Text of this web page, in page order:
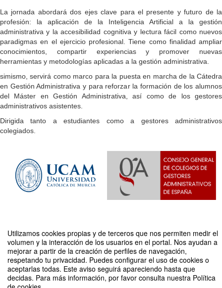
Utilizamos cookies propias y de terceros que nos permiten medir el
volumen y la interacción de los usuarios en el portal. Nos ayudan a
mejorar a partir de la creación de perfiles de navegación,
respetando tu privacidad. Puedes configurar el uso de cookies o
aceptarlas todas. Este aviso seguirá apareciendo hasta que
decidas. Para más información, por favor consulta nuestra Política
La jornada abordará dos ejes clave para el presente y futuro de la
profesión: la aplicación de la Inteligencia Artificial a la gestión
administrativa y la accesibilidad cognitiva y lectura fácil como nuevos
paradigmas en el ejercicio profesional. Tiene como finalidad ampliar
conocimientos, compartir experiencias y promover nuevas
herramientas y metodologías aplicadas a la gestión administrativa.
simismo, servirá como marco para la puesta en marcha de la Cátedra
en Gestión Administrativa y para reforzar la formación de los alumnos
del Máster en Gestión Administrativa, así como de los gestores
administrativos asistentes.
Dirigida tanto a estudiantes como a gestores administrativos
colegiados.
Compartir por email